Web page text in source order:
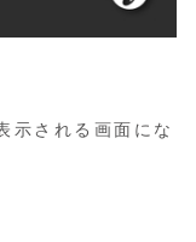
示される画面にな